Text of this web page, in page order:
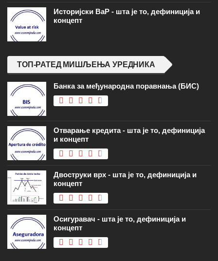
Историјски ВаР - шта је то, дефиниција и
концепт
ТОП-РАТЕД МИШЉЕЊА УРЕДНИКА
Банка за међународна поравнања (БИС)
Отварање кредита - шта је то, дефиниција
и концепт
Двоструки врх - шта је то, дефиниција и
концепт
Осигуравач - шта је то, дефиниција и
концепт